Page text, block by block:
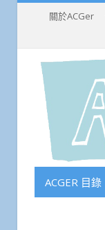
關於ACGer
ACGER 目錄